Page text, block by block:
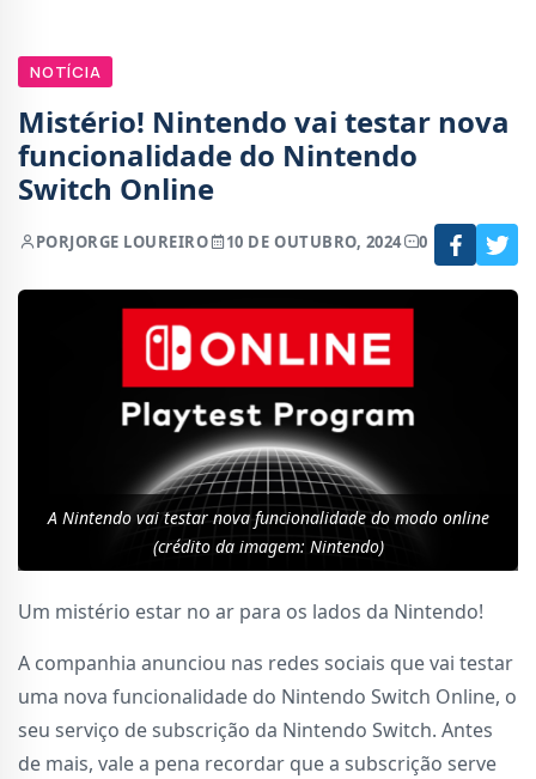
NOTÍCIA
Mistério! Nintendo vai testar nova
funcionalidade do Nintendo
Switch Online
PORJORGE LOUREIRO 10 DE OUTUBRO, 2024 0
A Nintendo vai testar nova funcionalidade do modo online
(crédito da imagem: Nintendo)
Um mistério estar no ar para os lados da Nintendo!
A companhia anunciou nas redes sociais que vai testar
uma nova funcionalidade do Nintendo Switch Online, o
seu serviço de subscrição da Nintendo Switch. Antes
de mais, vale a pena recordar que a subscrição serve